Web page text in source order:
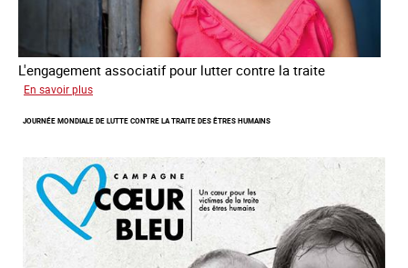
L'engagement associatif pour lutter contre la traite
En savoir plus
des
en
Asie
du
sud
est
JOURNÉE MONDIALE DE LUTTE CONTRE LA TRAITE DES ÊTRES HUMAINS